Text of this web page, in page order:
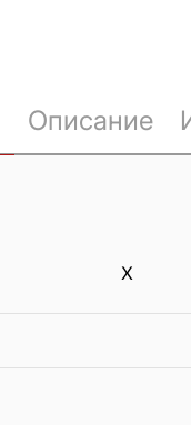
Описание
X